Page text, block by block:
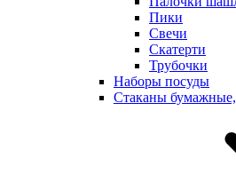
Пики
Свечи
Скатерти
Трубочки
Наборы посуды
Стаканы